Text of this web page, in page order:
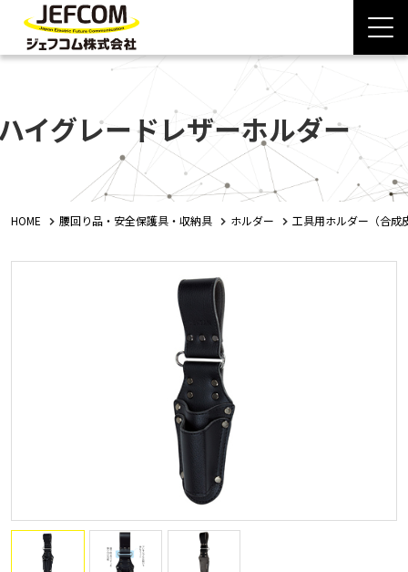
イグレードレザーホルダー
HOME 腰回り品・安全保護具・収納具 ホルダー 工具用ホルダー（合成